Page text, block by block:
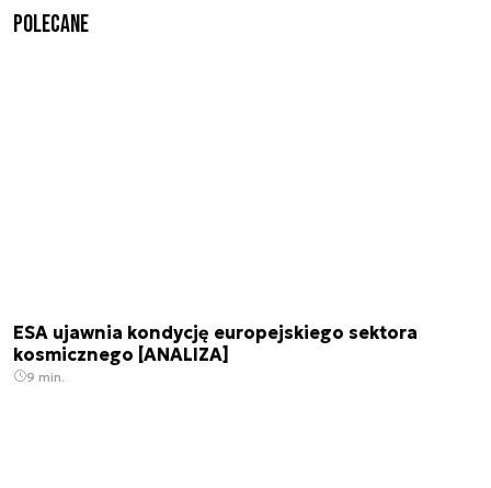
Polecane
ESA ujawnia kondycję europejskiego sektora
kosmicznego [ANALIZA]
9 min.